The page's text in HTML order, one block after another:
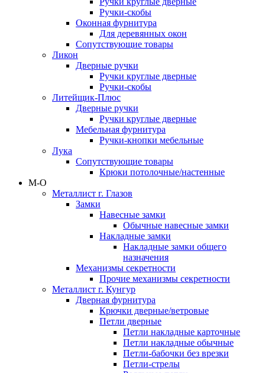
Ручки-скобы
Оконная фурнитура
Для деревянных окон
Сопутствующие товары
Ликон
Дверные ручки
Ручки круглые дверные
Ручки-скобы
Литейщик-Плюс
Дверные ручки
Ручки круглые дверные
Мебельная фурнитура
Ручки-кнопки мебельные
Лука
Сопутствующие товары
Крюки потолочные/настенные
М-О
Металлист г. Глазов
Замки
Навесные замки
Обычные навесные замки
Накладные замки
Накладные замки общего
назначения
Механизмы секретности
Прочие механизмы секретности
Металлист г. Кунгур
Дверная фурнитура
Крючки дверные/ветровые
Петли дверные
Петли накладные карточные
Петли накладные обычные
Петли-бабочки без врезки
Петли-стрелы